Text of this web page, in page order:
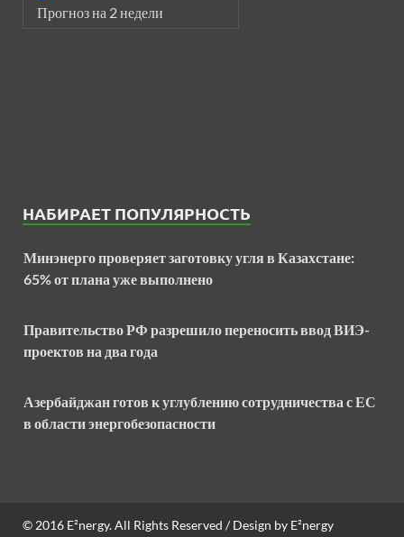
Прогноз на 2 недели
НАБИРАЕТ ПОПУЛЯРНОСТЬ
Минэнерго проверяет заготовку угля в Казахстане:
65% от плана уже выполнено
Правительство РФ разрешило переносить ввод ВИЭ-
проектов на два года
Азербайджан готов к углублению сотрудничества с ЕС
в области энергобезопасности
© 2016 E²nergy. All Rights Reserved / Design by E²nergy